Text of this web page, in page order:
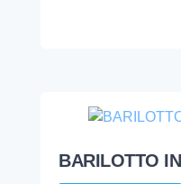
BARILOTTO